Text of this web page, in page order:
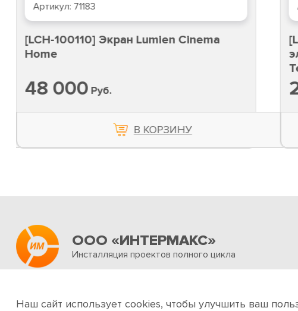
Артикул: 71183
[LCH-100110] Экран Lumien Cinema
Home
48 000 Руб.
В КОРЗИНУ
ООО «ИНТЕРМАКС»
Инсталляция проектов полного цикла
Наш сайт использует cookies, чтобы улучшить ваш